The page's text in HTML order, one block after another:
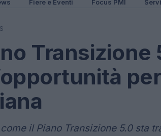
Fiere e Eventi Focus PMI
Transizione
il Piano Transizione 5.0 sta